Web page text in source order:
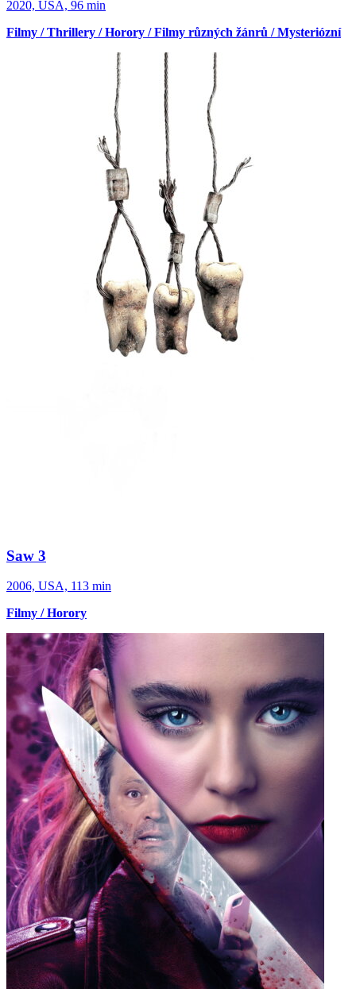
2020, USA, 96 min
Filmy / Thrillery / Horory / Filmy různých žánrů / Mysteriózní
Saw 3
2006, USA, 113 min
Filmy / Horory